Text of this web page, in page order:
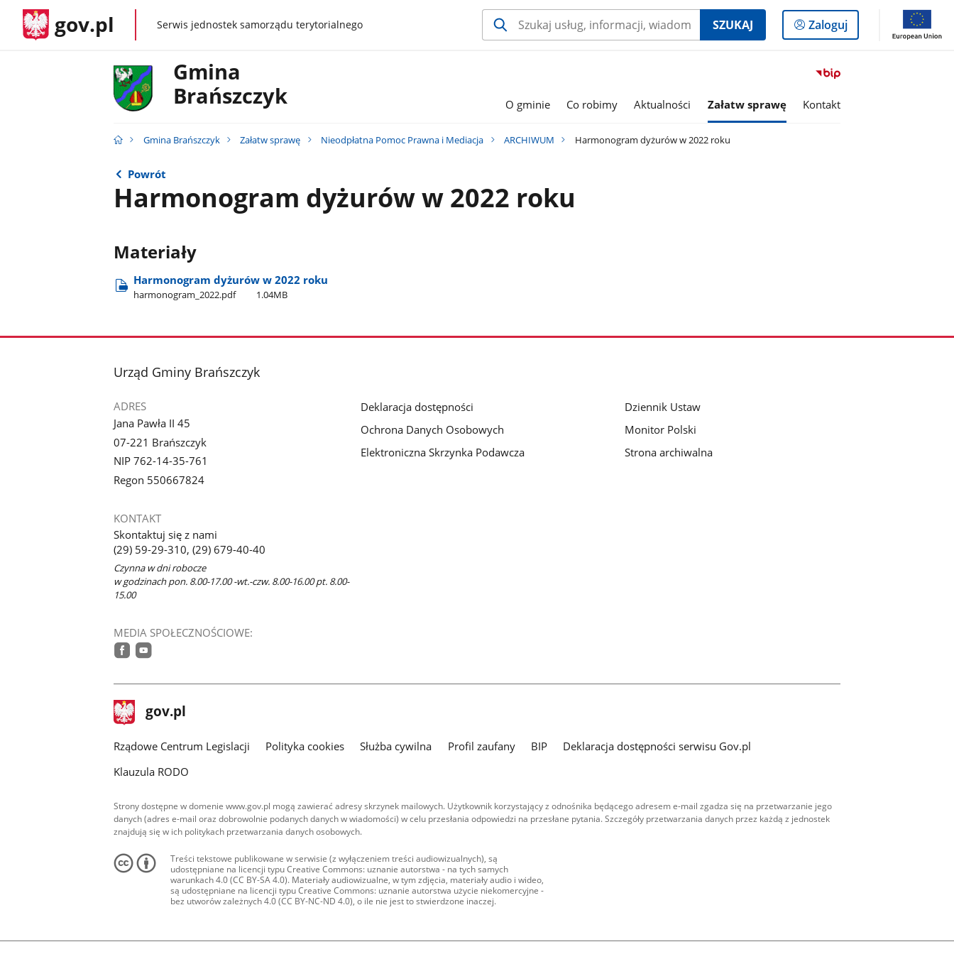
gov.pl gov.plSerwis jednostek samorządu terytorialnego SZUKAJ
Logowanie
do
Zaloguj
Przejdź
serwisu
Gmina
Brańszczyk
O gminie Co robimy Aktualności Załatw sprawę Kontakt
Gmina Brańszczyk Załatw sprawę Nieodpłatna Pomoc Prawna i Mediacja ARCHIWUM Harmonogram dyżurów w 2022 roku
Powrót
Harmonogram dyżurów w 2022 roku
Materiały
Harmonogram dyżurów w 2022 roku
harmonogram​_2022.pdf 1.04MB
stopka
Urząd Gminy Brańszczyk
ADRES
Jana Pawła II 45
07-221 Brańszczyk
NIP 762-14-35-761
Regon 550667824
KONTAKT
Skontaktuj się z nami
(29) 59-29-310, (29) 679-40-40
Czynna w dni robocze
w godzinach pon. 8.00-17.00 -wt.-czw. 8.00-16.00 pt. 8.00-
15.00
MEDIA SPOŁECZNOŚCIOWE:
Deklaracja dostępności
Ochrona Danych Osobowych
Elektroniczna Skrzynka Podawcza
Dziennik Ustaw
Monitor Polski
Strona archiwalna
stopka
gov.pl Strona
gov.pl
Rządowe Centrum Legislacji Polityka cookies Służba cywilna Profil zaufany BIP
Deklaracja dostępności serwisu Gov.pl
Klauzula RODO
Strony dostępne w domenie www.gov.pl mogą zawierać adresy skrzynek mailowych. Użytkownik korzystający z odnośnika będącego adresem e-mail zgadza się na przetwarzanie jego
danych (adres e-mail oraz dobrowolnie podanych danych w wiadomości) w celu przesłania odpowiedzi na przesłane pytania. Szczegóły przetwarzania danych przez każdą z jednostek
znajdują się w ich politykach przetwarzania danych osobowych.
Treści tekstowe publikowane w serwisie (z wyłączeniem treści audiowizualnych), są
udostępniane na licencji typu Creative Commons: uznanie autorstwa - na tych samych
warunkach 4.0 (CC BY-SA 4.0). Materiały audiowizualne, w tym zdjęcia, materiały audio i wideo,
są udostępniane na licencji typu Creative Commons: uznanie autorstwa użycie niekomercyjne -
bez utworów zależnych 4.0 (CC BY-NC-ND 4.0), o ile nie jest to stwierdzone inaczej.